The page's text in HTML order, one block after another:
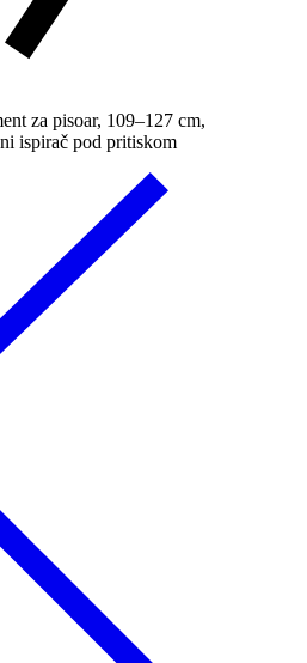
za pisoar, 109–127 cm,
ispirač pod pritiskom